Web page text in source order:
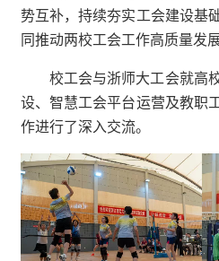
势互补，持续夯实工会建设基
同推动两校工会工作高质量发展
校工会与浙师大工会就高
设、智慧工会平台运营及教职
作进行了深入交流。